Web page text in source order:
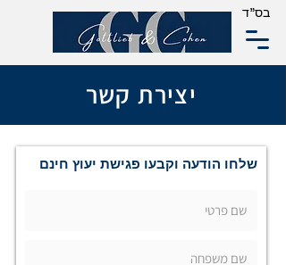
בס"ד
יצירת קשר
שלחו הודעה וקבעו פגישת יעוץ חינם